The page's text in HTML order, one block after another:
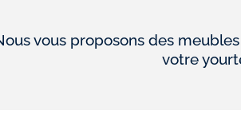
vous proposons des
votre